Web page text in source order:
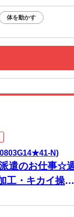
体を動かす
N)
派遣のお仕事☆
・キカイ操作/